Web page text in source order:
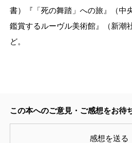
書）『「死の舞踏」への旅』（中
鑑賞するルーヴル美術館』（新潮
ど。
この本へのご意見・ご感想をお待
感想を送る